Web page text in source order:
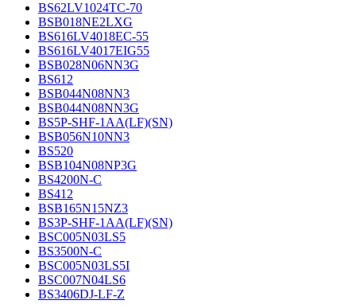
BS62LV1024TC-70
BSB018NE2LXG
BS616LV4018EC-55
BS616LV4017EIG55
BSB028N06NN3G
BS612
BSB044N08NN3
BSB044N08NN3G
BS5P-SHF-1AA(LF)(SN)
BSB056N10NN3
BS520
BSB104N08NP3G
BS4200N-C
BS412
BSB165N15NZ3
BS3P-SHF-1AA(LF)(SN)
BSC005N03LS5
BS3500N-C
BSC005N03LS5I
BSC007N04LS6
BS3406DJ-LF-Z